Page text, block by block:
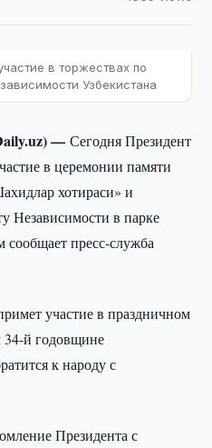
в торжествах по
Узбекистана
—Сегодня Президент
в церемонии памяти
хотираси» и
Независимости в парке
пресс-служба
участие в праздничном
й годовщине
к народу с
Президента с